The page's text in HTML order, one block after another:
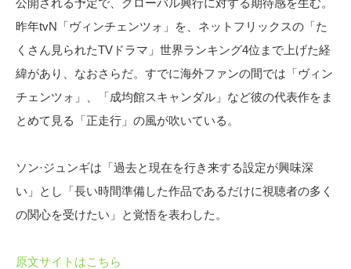
昨年tvN「ヴィンチェンツォ」を、ネットフリックスの「た
くさん見られたTVドラマ」世界ランキング4位まで上げた経
緯があり、なおさらだ。すでに海外ファンの間では「ヴィン
チェンツォ」、「成均館スキャンダル」など彼の代表作をま
とめて見る「正走行」の風が吹いている。
ソン·ジュンギは「過去と現在を行き来する設定が興味深
い」とし「長い時間準備した作品であるだけに視聴者の多く
の関心を受けたい」と覚悟を表わした。
原文サイトはこちら